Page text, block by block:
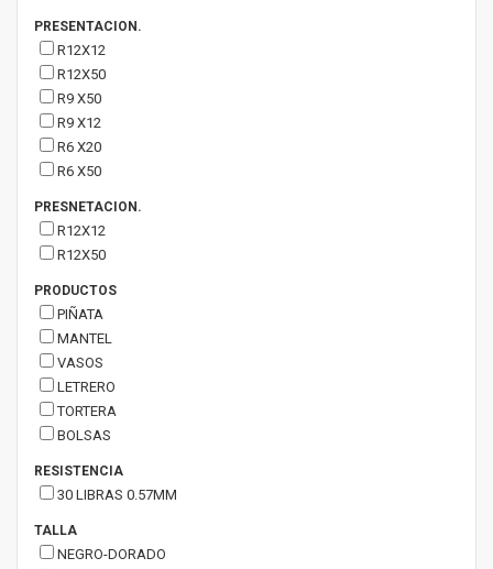
PRESENTACION.
R12X12
R12X50
R9 X50
R9 X12
R6 X20
R6 X50
PRESNETACION.
R12X12
R12X50
PRODUCTOS
PIÑATA
MANTEL
VASOS
LETRERO
TORTERA
BOLSAS
RESISTENCIA
30 LIBRAS 0.57MM
TALLA
NEGRO-DORADO